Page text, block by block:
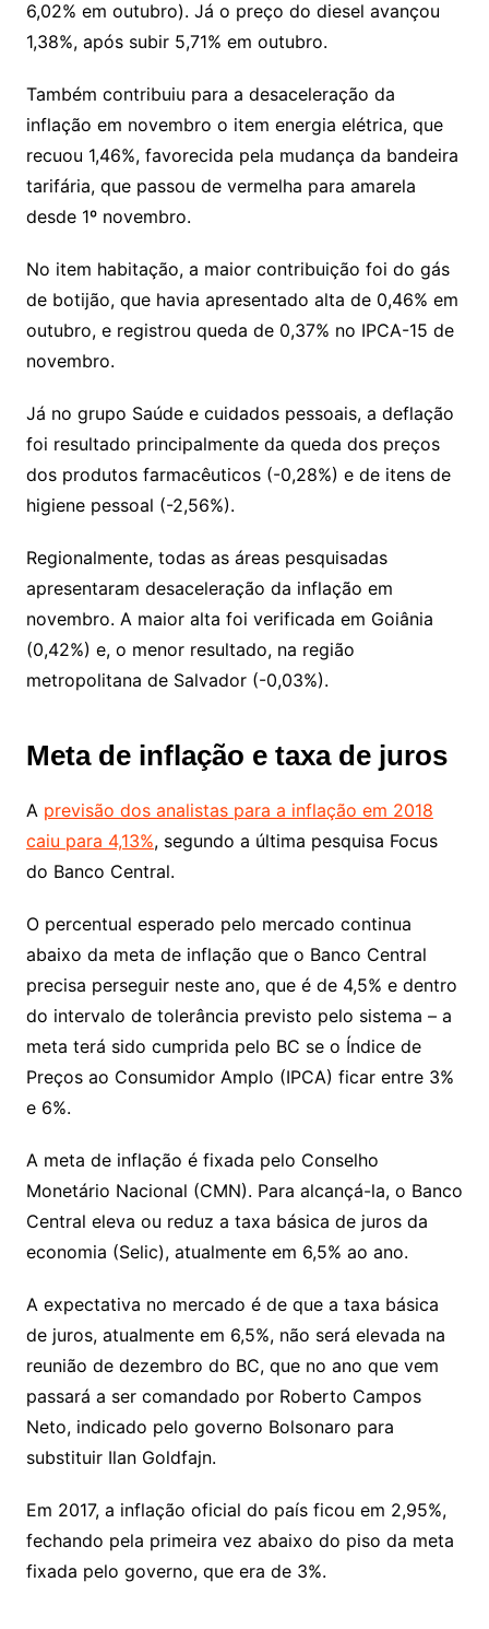
6,02% em outubro). Já o preço do diesel avançou
1,38%, após subir 5,71% em outubro.
Também contribuiu para a desaceleração da
inflação em novembro o item energia elétrica, que
recuou 1,46%, favorecida pela mudança da bandeira
tarifária, que passou de vermelha para amarela
desde 1º novembro.
No item habitação, a maior contribuição foi do gás
de botijão, que havia apresentado alta de 0,46% em
outubro, e registrou queda de 0,37% no IPCA-15 de
novembro.
Já no grupo Saúde e cuidados pessoais, a deflação
foi resultado principalmente da queda dos preços
dos produtos farmacêuticos (-0,28%) e de itens de
higiene pessoal (-2,56%).
Regionalmente, todas as áreas pesquisadas
apresentaram desaceleração da inflação em
novembro. A maior alta foi verificada em Goiânia
(0,42%) e, o menor resultado, na região
metropolitana de Salvador (-0,03%).
Meta de inflação e taxa de juros
A previsão dos analistas para a inflação em 2018
caiu para 4,13%, segundo a última pesquisa Focus
do Banco Central.
O percentual esperado pelo mercado continua
abaixo da meta de inflação que o Banco Central
precisa perseguir neste ano, que é de 4,5% e dentro
do intervalo de tolerância previsto pelo sistema – a
meta terá sido cumprida pelo BC se o Índice de
Preços ao Consumidor Amplo (IPCA) ficar entre 3%
e 6%.
A meta de inflação é fixada pelo Conselho
Monetário Nacional (CMN). Para alcançá-la, o Banco
Central eleva ou reduz a taxa básica de juros da
economia (Selic), atualmente em 6,5% ao ano.
A expectativa no mercado é de que a taxa básica
de juros, atualmente em 6,5%, não será elevada na
reunião de dezembro do BC, que no ano que vem
passará a ser comandado por Roberto Campos
Neto, indicado pelo governo Bolsonaro para
substituir Ilan Goldfajn.
Em 2017, a inflação oficial do país ficou em 2,95%,
fechando pela primeira vez abaixo do piso da meta
fixada pelo governo, que era de 3%.